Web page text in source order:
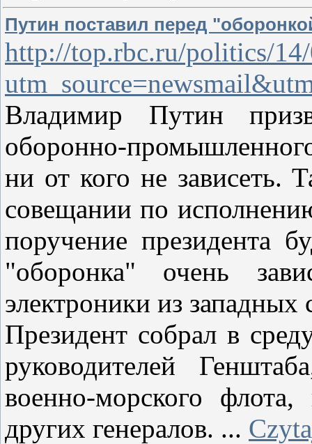
Путин поставил перед
http://top.rbc.ru/politics/
Владимир Путин
оборонно-
ни от кого не зависеть.
совещании по
поручение президента
"оборонка" очень
электроники из западных
Президент собрал в
руководителей
военно-морского
других генералов. ...